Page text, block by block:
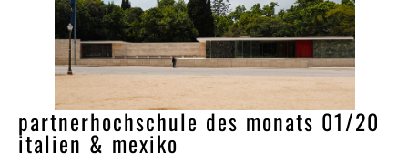
partnerhochschule des monats 01/20
italien & mexiko